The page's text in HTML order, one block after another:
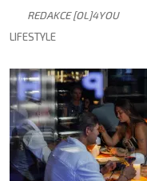
REDAKCE [OL]4YOU
LIFESTYLE